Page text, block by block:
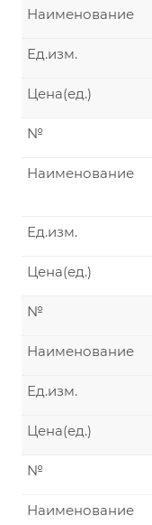
Наименование
Ед.изм.
Цена(ед.)
№
Наименование
Ед.изм.
Цена(ед.)
№
Наименование
Ед.изм.
Цена(ед.)
№
Наименование